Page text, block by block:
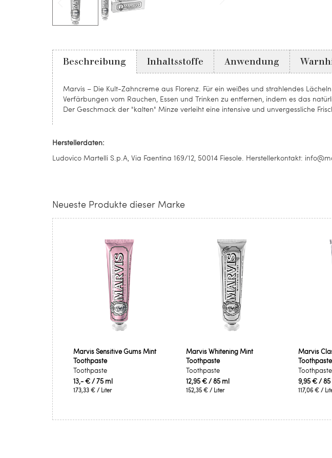
Beschreibung
Marvis – Die Kult-Zahncreme aus Florenz. Für ein weißes und strahlendes
Verfärbungen vom Rauchen, Essen und Trinken zu entfernen, indem es das
Der Geschmack der "kalten" Minze verleiht eine intensive und unvergessliche
Inhaltsstoffe Anwendung
Herstellerdaten:
Ludovico Martelli S.p.A, Via Faentina 169/12, 50014 Fiesole. Herstellerkontakt:
Neueste Produkte dieser Marke
Marvis Sensitive Gums Mint
Toothpaste
Toothpaste
13,- €/ 75 ml
173,33 € / Liter
Marvis Whitening Mint
Toothpaste
Toothpaste
12,95 €/ 85 ml
152,35 €/ Liter
Marvis
Toothpaste
Toothpaste
9,95 €/ 85
117,06 € /